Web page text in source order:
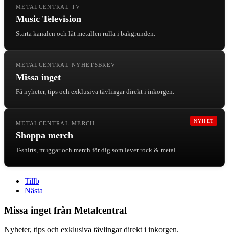
METALCENTRAL TV
Music Television
Starta kanalen och låt metallen rulla i bakgrunden.
METALCENTRAL NYHETSBREV
Missa inget
Få nyheter, tips och exklusiva tävlingar direkt i inkorgen.
NYHET
METALCENTRAL MERCH
Shoppa merch
T-shirts, muggar och merch för dig som lever rock & metal.
Tillb
Nästa
Missa inget från Metalcentral
Nyheter, tips och exklusiva tävlingar direkt i inkorgen.